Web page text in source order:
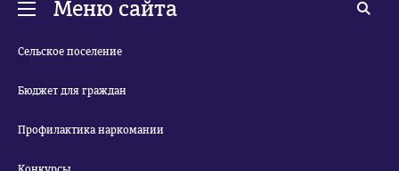
Меню сайта
Сельское поселение
Бюджет для граждан
Профилактика наркомании